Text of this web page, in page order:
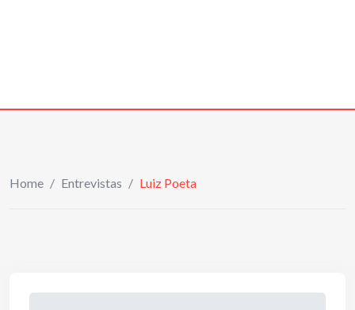
Home / Entrevistas / Luiz Poeta